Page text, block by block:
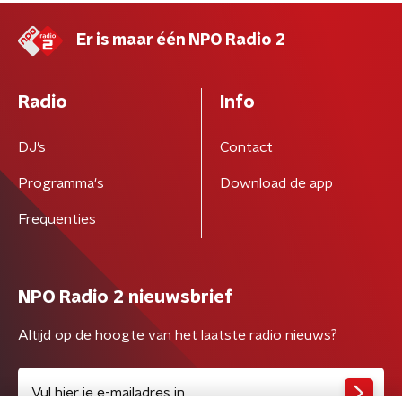
Er is maar één NPO Radio 2
Radio
DJ’s
Programma's
Frequenties
Info
Contact
Download de app
NPO Radio 2 nieuwsbrief
Altijd op de hoogte van het laatste radio nieuws?